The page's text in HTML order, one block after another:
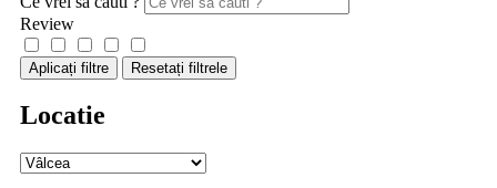
Review
Aplicați filtre Resetați filtrele
Locatie